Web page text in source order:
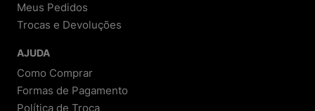
Meus Pedidos
Trocas e Devoluções
AJUDA
Como Comprar
Formas de Pagamento
Política de Troca